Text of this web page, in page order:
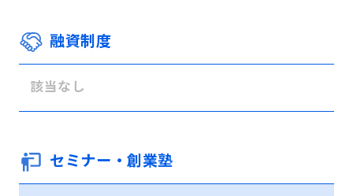
融資制度
該当なし
セミナー・創業塾